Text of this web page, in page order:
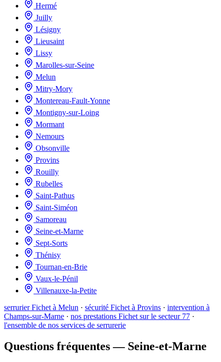
Hermé
Juilly
Lésigny
Lieusaint
Lissy
Marolles-sur-Seine
Melun
Mitry-Mory
Montereau-Fault-Yonne
Montigny-sur-Loing
Mormant
Nemours
Obsonville
Provins
Rouilly
Rubelles
Saint-Pathus
Saint-Siméon
Samoreau
Seine-et-Marne
Sept-Sorts
Thénisy
Tournan-en-Brie
Vaux-le-Pénil
Villenauxe-la-Petite
serrurier Fichet à Melun · sécurité Fichet à Provins · intervention à
Champs-sur-Marne · nos prestations Fichet sur le secteur 77 ·
l'ensemble de nos services de serrurerie
Questions fréquentes — Seine-et-Marne